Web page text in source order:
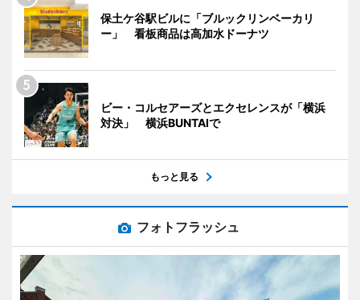
保土ケ谷駅ビルに「ブルックリンベーカリ
ー」 看板商品は高加水ドーナツ
ビー・コルセアーズとエクセレンスが「横浜
対決」 横浜BUNTAIで
もっと見る
フォトフラッシュ